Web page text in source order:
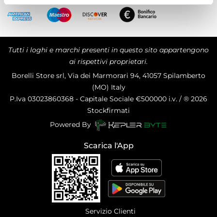
Tutti i loghi e marchi presenti in questo sito appartengono
ai rispettivi proprietari.
Borelli Store srl, Via dei Marmorari 94, 41057 Spilamberto
(MO) Italy
P.Iva 03023860368 - Capitale Sociale €500000 i.v. / ® 2026
Stockfirmati
Powered By
Scarica l'App
Servizio Clienti